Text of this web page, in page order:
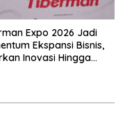
Expo 2026 Jadi
Ekspansi Bisnis,
Inovasi Hingga